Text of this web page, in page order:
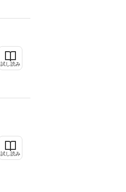
試し読み
試し読み